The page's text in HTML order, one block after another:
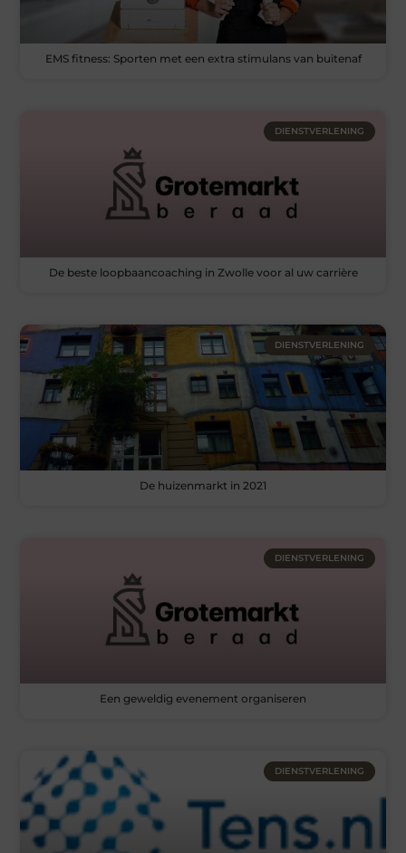
EMS fitness: Sporten met een extra stimulans van buitenaf
DIENSTVERLENING
De beste loopbaancoaching in Zwolle voor al uw carrière
DIENSTVERLENING
De huizenmarkt in 2021
DIENSTVERLENING
Een geweldig evenement organiseren
DIENSTVERLENING